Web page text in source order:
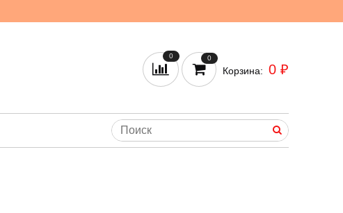
0 0
Корзина: 0 ₽